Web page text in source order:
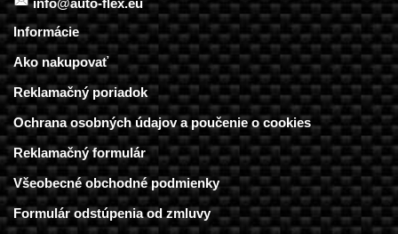
info@auto-flex.eu
Informácie
Ako nakupovať
Reklamačný poriadok
Ochrana osobných údajov a poučenie o cookies
Reklamačný formulár
Všeobecné obchodné podmienky
Formulár odstúpenia od zmluvy